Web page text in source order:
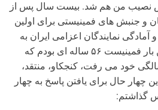
نصیب من هم شد. بیست سال پس از
و جنبش های فمینیستی برای اولین
نمایندگان اعزامی ایران به
پکن ، شرکت کرده بودم این بار فمینیست ۵۶ ساله ای بودم که
خود می رفت، کنجکاو، منتقد،
چهار حال برای یافتن پاسخ به چهار
گذاشتم: